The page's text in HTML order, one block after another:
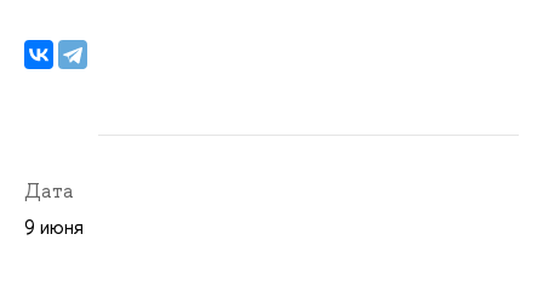
Дата
9 июня